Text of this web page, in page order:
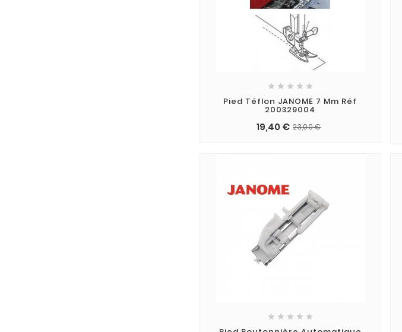
    
Pied Téflon JANOME 7 Mm Réf
200329004
19,40 € 23,00 €
    